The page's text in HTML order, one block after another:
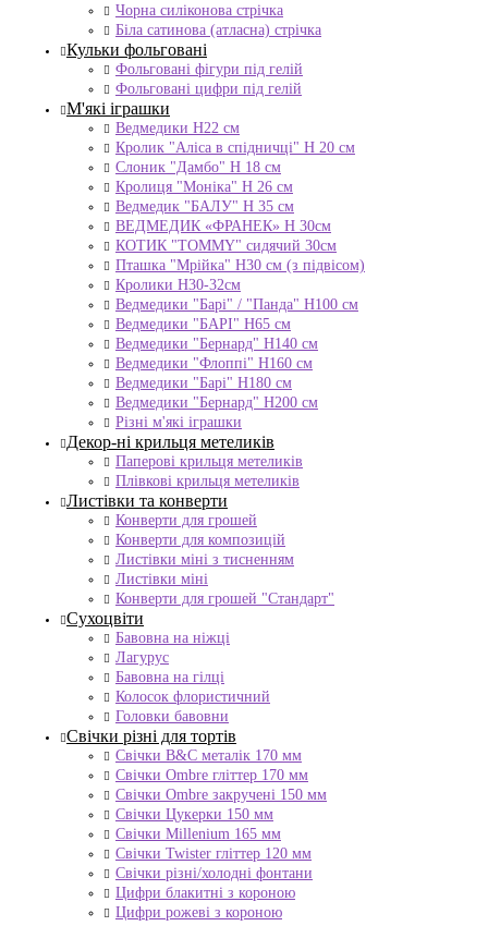
Чорна силіконова стрічка
Біла сатинова (атласна) стрічка
Кульки фольговані
Фольговані фігури під гелій
Фольговані цифри під гелій
М'які іграшки
Ведмедики H22 см
Кролик "Аліса в спідничці" Н 20 см
Слоник "Дамбо" Н 18 см
Кролиця "Моніка" Н 26 см
Ведмедик "БАЛУ" Н 35 см
ВЕДМЕДИК «ФРАНЕК» H 30см
КОТИК "ТОMMY" сидячий 30см
Пташка "Мрійка" Н30 см (з підвісом)
Кролики Н30-32см
Ведмедики "Барі" / "Панда" Н100 см
Ведмедики "БАРІ" Н65 см
Ведмедики "Бернард" Н140 см
Ведмедики "Флоппі" Н160 см
Ведмедики "Барі" Н180 см
Ведмедики "Бернард" Н200 см
Різні м'які іграшки
Декор-ні крильця метеликів
Паперові крильця метеликів
Плівкові крильця метеликів
Листівки та конверти
Конверти для грошей
Конверти для композицій
Листівки міні з тисненням
Листівки міні
Конверти для грошей "Стандарт"
Сухоцвіти
Бавовна на ніжці
Лагурус
Бавовна на гілці
Колосок флористичний
Головки бавовни
Свічки різні для тортів
Свічки B&C металік 170 мм
Свічки Ombre гліттер 170 мм
Свічки Ombre закручені 150 мм
Свічки Цукерки 150 мм
Свічки Millenium 165 мм
Свічки Twister гліттер 120 мм
Свічки різні/холодні фонтани
Цифри блакитні з короною
Цифри рожеві з короною